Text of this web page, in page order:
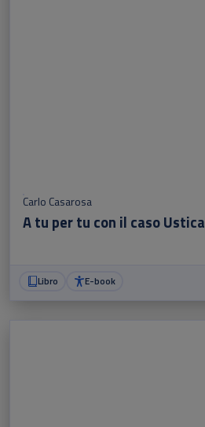
Carlo Casarosa
A tu per tu con il caso Ustica
Libro E-book